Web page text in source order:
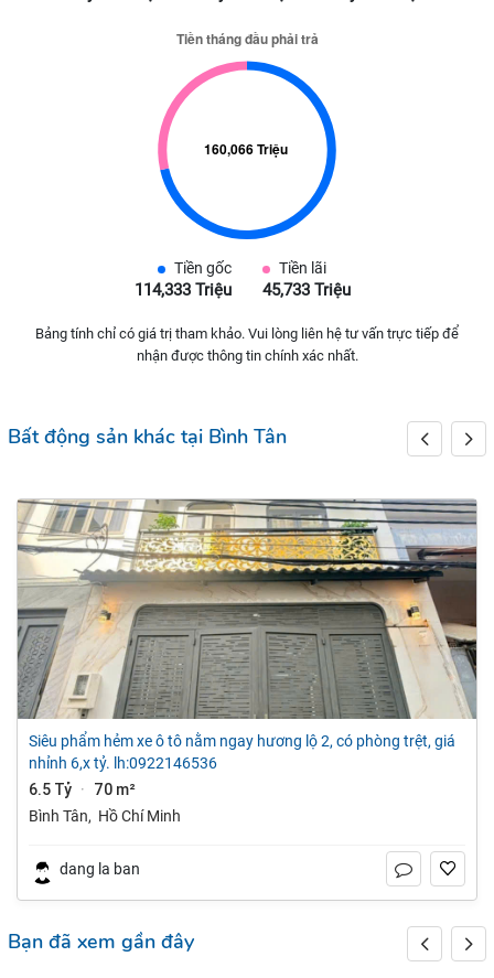
Tiền gốc
114,333 Triệu
Tiền lãi
45,733 Triệu
Bảng tính chỉ có giá trị tham khảo. Vui lòng liên hệ tư vấn trực tiếp để
nhận được thông tin chính xác nhất.
Bất động sản khác tại Bình Tân
siêu phẩm hẻm xe ô tô nằm ngay hương lộ 2, có phòng trệt, giá
nhỉnh 6,x tỷ. lh:0922146536
6.5 Tỷ · 70 m²
Bình Tân, Hồ Chí Minh
dang la ban
Bạn đã xem gần đây